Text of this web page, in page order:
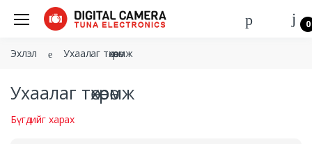
0
Эхлэл Ухаалаг төхөөрөмж
Ухаалаг төхөөрөмж
Бүгдийг харах